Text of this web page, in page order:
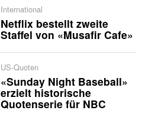
International
Netflix bestellt zweite
Staffel von «Musafir Cafe»
US-Quoten
«Sunday Night Baseball»
erzielt historische
Quotenserie für NBC